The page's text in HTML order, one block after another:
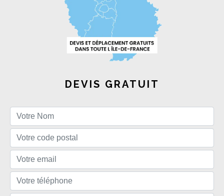
DEVIS GRATUIT